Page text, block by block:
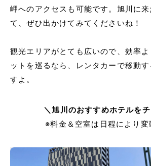
岬へのアクセスも可能です。旭川に
て、ぜひ出かけてみてくださいね！
観光エリアがとても広いので、効率
ットを巡るなら、レンタカーで移動
すよ。
＼旭川のおすすめホテルを
※料金＆空室は日程により変